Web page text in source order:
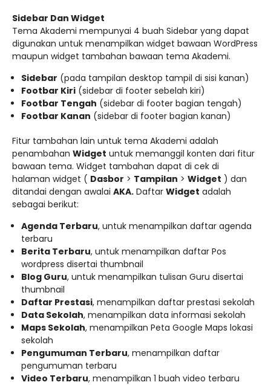
Sidebar Dan Widget
Tema Akademi mempunyai 4 buah Sidebar yang dapat
digunakan untuk menampilkan widget bawaan WordPress
maupun widget tambahan bawaan tema Akademi.
Sidebar (pada tampilan desktop tampil di sisi kanan)
Footbar Kiri (sidebar di footer sebelah kiri)
Footbar Tengah (sidebar di footer bagian tengah)
Footbar Kanan (sidebar di footer bagian kanan)
Fitur tambahan lain untuk tema Akademi adalah
penambahan Widget untuk memanggil konten dari fitur
bawaan tema. Widget tambahan dapat di cek di
halaman widget ( Dasbor > Tampilan > Widget ) dan
ditandai dengan awalai AKA. Daftar Widget adalah
sebagai berikut:
Agenda Terbaru, untuk menampilkan daftar agenda
terbaru
Berita Terbaru, untuk menampilkan daftar Pos
wordpress disertai thumbnail
Blog Guru, untuk menampilkan tulisan Guru disertai
thumbnail
Daftar Prestasi, menampilkan daftar prestasi sekolah
Data Sekolah, menampilkan data informasi sekolah
Maps Sekolah, menampilkan Peta Google Maps lokasi
sekolah
Pengumuman Terbaru, menampilkan daftar
pengumuman terbaru
Video Terbaru, menampilkan 1 buah video terbaru